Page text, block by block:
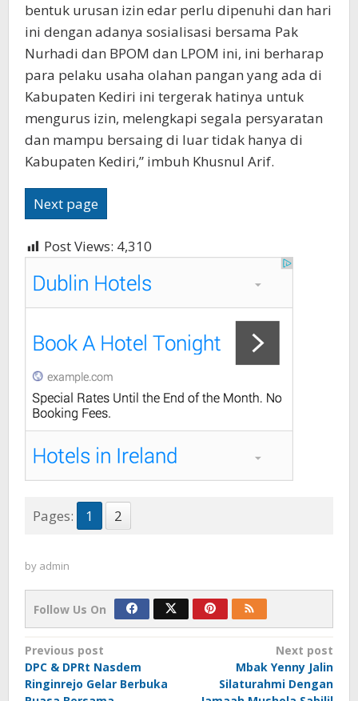
bentuk urusan izin edar perlu dipenuhi dan hari
ini dengan adanya sosialisasi bersama Pak
Nurhadi dan BPOM dan LPOM ini, ini berharap
para pelaku usaha olahan pangan yang ada di
Kabupaten Kediri ini tergerak hatinya untuk
mengurus izin, melengkapi segala persyaratan
dan mampu bersaing di luar tidak hanya di
Kabupaten Kediri,” imbuh Khusnul Arif.
Next page
Post Views: 4,310
Pages: 1 2
by admin
Follow Us On
Post
navigation
Previous post
DPC & DPRt Nasdem
Ringinrejo Gelar Berbuka
Next post
Mbak Yenny Jalin
Silaturahmi Dengan